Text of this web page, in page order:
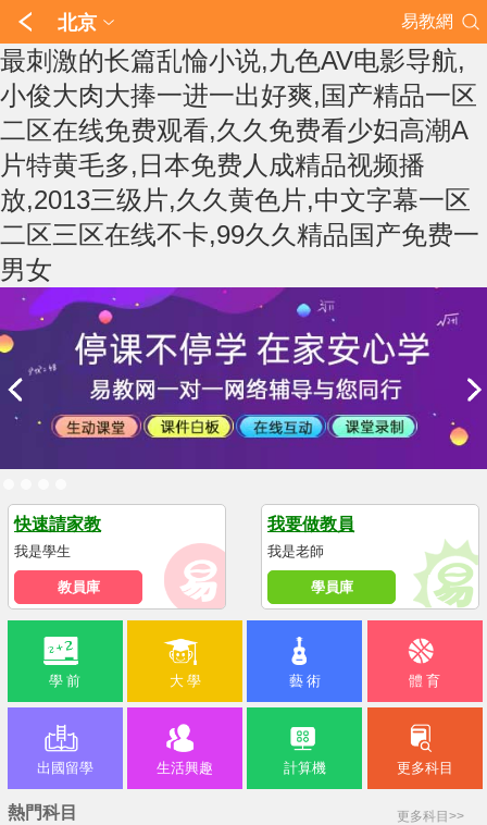
最刺激的长篇乱惀小说,九色AV电影导航,
小俊大肉大捧一进一出好爽,国产精品一区
二区在线免费观看,久久免费看少妇高潮A
片特黄毛多,日本免费人成精品视频播
放,2013三级片,久久黄色片,中文字幕一区
二区三区在线不卡,99久久精品国产免费一
男女
北京 易教網
快速請家教
我是學生
教員庫
我要做教員
我是老師
學員庫
學 前 大 學 藝 術 體 育
出國留學 生活興趣 計算機 更多科目
熱門科目 更多科目>>